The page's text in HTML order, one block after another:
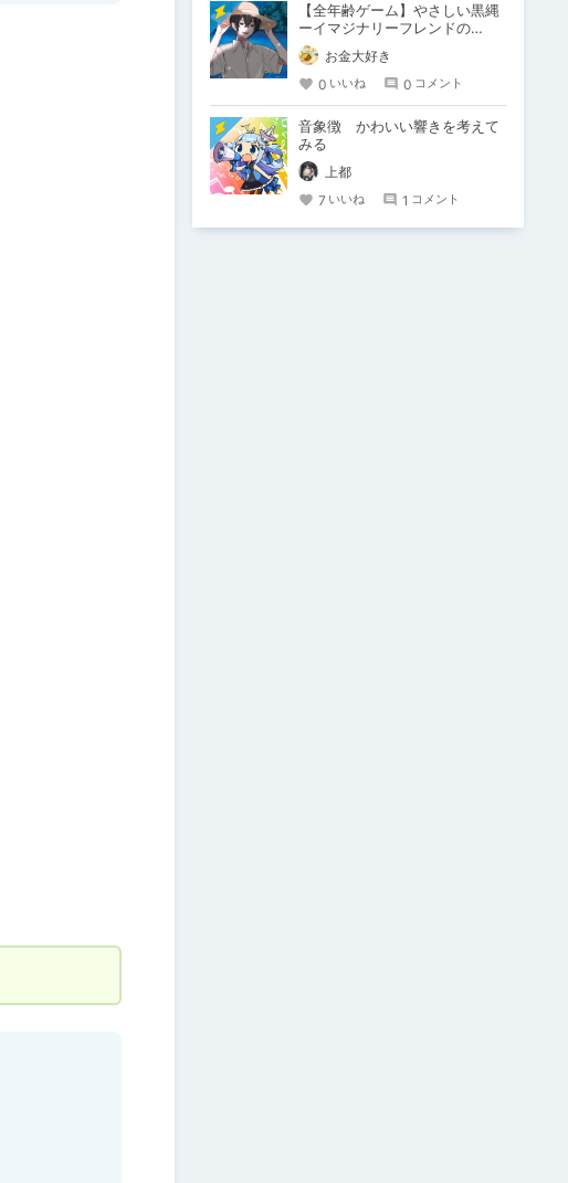
【全年齢ゲーム】やさしい黒縄
ーイマジナリーフレンドの
「彼」と過ごすおぼんやすみー
お金大好き
0 いいね 0 コメント
音象徴 かわいい響きを考えて
みる
上都
7 いいね 1 コメント